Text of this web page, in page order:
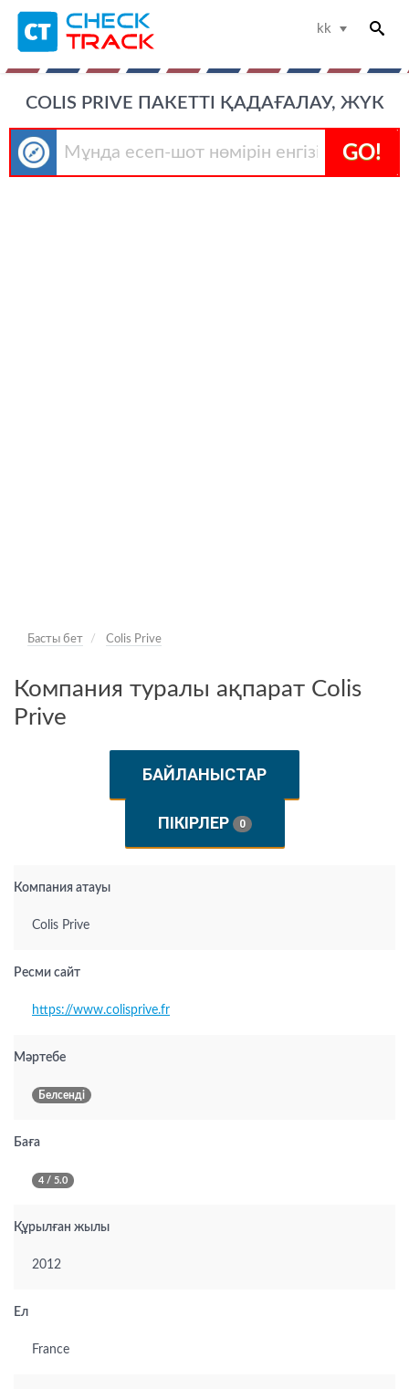
kk
COLIS PRIVE ПАКЕТТІ ҚАДАҒАЛАУ, ЖҮК
GO!
Басты бет Colis Prive
Компания туралы ақпарат Colis
Prive
БАЙЛАНЫСТАР
ПІКІРЛЕР 0
Компания атауы
Colis Prive
Ресми сайт
https://www.colisprive.fr
Мәртебе
Белсенді
Баға
4 / 5.0
Құрылған жылы
2012
Ел
France